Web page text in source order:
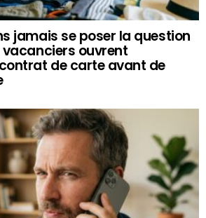
jamais se poser la question
vacanciers ouvrent
de carte avant de